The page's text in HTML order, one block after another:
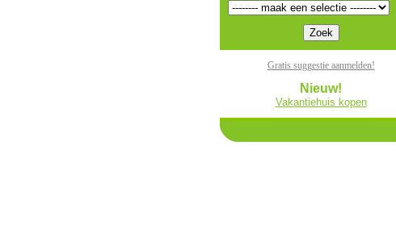
Gratis suggestie aanmelden!
Nieuw!
Vakantiehuis kopen